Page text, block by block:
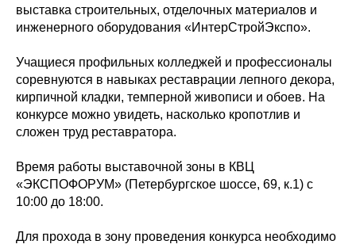
выставка строительных, отделочных материалов и
инженерного оборудования «ИнтерСтройЭкспо».
Учащиеся профильных колледжей и профессионалы
соревнуются в навыках реставрации лепного декора,
кирпичной кладки, темперной живописи и обоев. На
конкурсе можно увидеть, насколько кропотлив и
сложен труд реставратора.
Время работы выставочной зоны в КВЦ
«ЭКСПОФОРУМ» (Петербургское шоссе, 69, к.1) с
10:00 до 18:00.
Для прохода в зону проведения конкурса необходимо